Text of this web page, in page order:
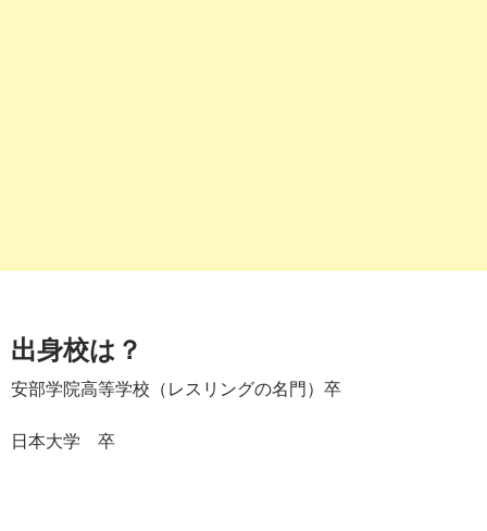
出身校は？
安部学院高等学校（レスリングの名門）卒
日本大学 卒